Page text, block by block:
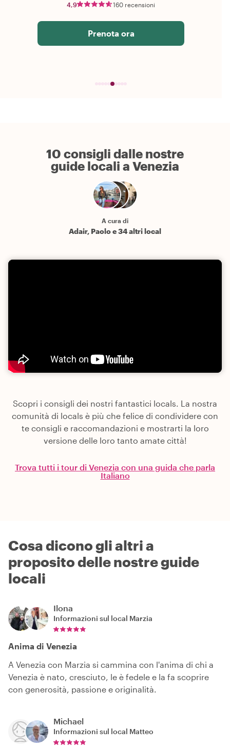
4,9 160 recensioni
Prenota ora
10 consigli dalle nostre
guide locali a Venezia
A cura di
Adair, Paolo e 34 altri local
Scopri i consigli dei nostri fantastici locals. La nostra
comunità di locals è più che felice di condividere con
te consigli e raccomandazioni e mostrarti la loro
versione delle loro tanto amate città!
Trova tutti i tour di Venezia con una guida che parla
Italiano
Cosa dicono gli altri a
proposito delle nostre guide
locali
Ilona
Informazioni sul local Marzia
Anima di Venezia
A Venezia con Marzia si cammina con l'anima di chi a
Venezia è nato, cresciuto, le è fedele e la fa scoprire
con generosità, passione e originalità.
Michael
Informazioni sul local Matteo